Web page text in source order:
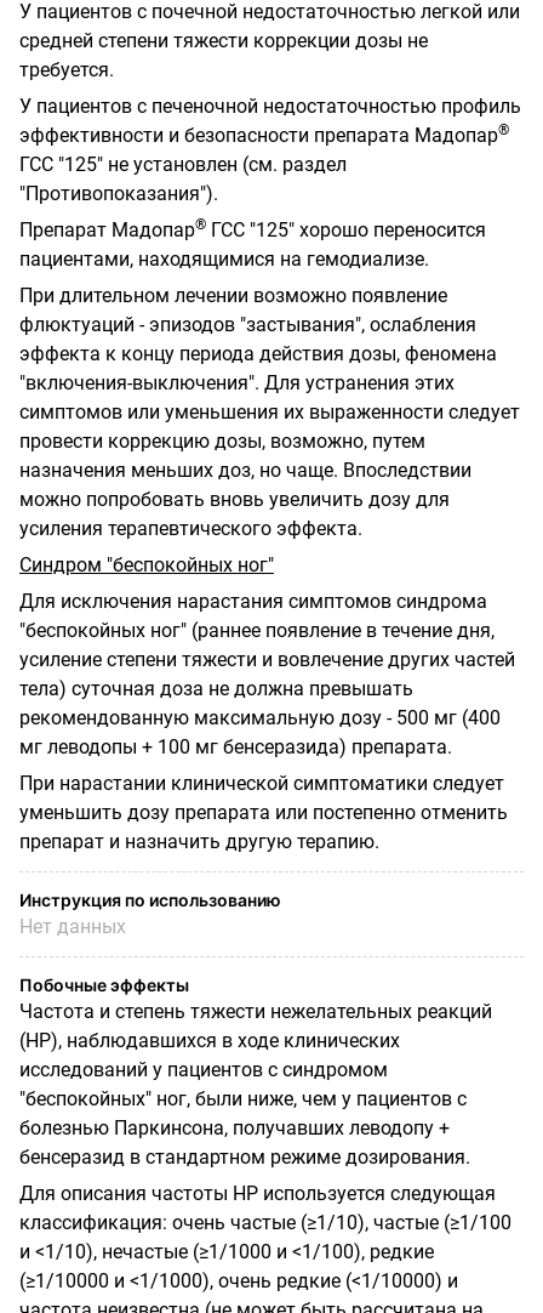
У пациентов с почечной недостаточностью легкой или
средней степени тяжести коррекции дозы не
требуется.
У пациентов с печеночной недостаточностью профиль
эффективности и безопасности препарата Мадопар®
ГСС "125" не установлен (см. раздел
"Противопоказания").
Препарат Мадопар® ГСС "125" хорошо переносится
пациентами, находящимися на гемодиализе.
При длительном лечении возможно появление
флюктуаций - эпизодов "застывания", ослабления
эффекта к концу периода действия дозы, феномена
"включения-выключения". Для устранения этих
симптомов или уменьшения их выраженности следует
провести коррекцию дозы, возможно, путем
назначения меньших доз, но чаще. Впоследствии
можно попробовать вновь увеличить дозу для
усиления терапевтического эффекта.
Синдром "беспокойных ног"
Для исключения нарастания симптомов синдрома
"беспокойных ног" (раннее появление в течение дня,
усиление степени тяжести и вовлечение других частей
тела) суточная доза не должна превышать
рекомендованную максимальную дозу - 500 мг (400
мг леводопы + 100 мг бенсеразида) препарата.
При нарастании клинической симптоматики следует
уменьшить дозу препарата или постепенно отменить
препарат и назначить другую терапию.
Инструкция по использованию
Нет данных
Побочные эффекты
Частота и степень тяжести нежелательных реакций
(HP), наблюдавшихся в ходе клинических
исследований у пациентов с синдромом
"беспокойных" ног, были ниже, чем у пациентов с
болезнью Паркинсона, получавших леводопу +
бенсеразид в стандартном режиме дозирования.
Для описания частоты HP используется следующая
классификация: очень частые (≥1/10), частые (≥1/100
и <1/10), нечастые (≥1/1000 и <1/100), редкие
(≥1/10000 и <1/1000), очень редкие (<1/10000) и